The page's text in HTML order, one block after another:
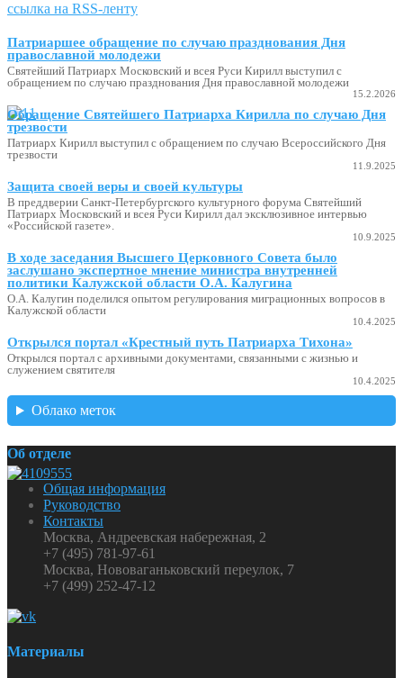
ссылка на RSS-ленту
Патриаршее обращение по случаю празднования Дня
православной молодежи
Святейший Патриарх Московский и всея Руси Кирилл выступил с
обращением по случаю празднования Дня православной молодежи
15.2.2026
Обращение Святейшего Патриарха Кирилла по случаю Дня
трезвости
Патриарх Кирилл выступил с обращением по случаю Всероссийского Дня
трезвости
11.9.2025
Защита своей веры и своей культуры
В преддверии Санкт-Петербургского культурного форума Святейший
Патриарх Московский и всея Руси Кирилл дал эксклюзивное интервью
«Российской газете».
10.9.2025
В ходе заседания Высшего Церковного Совета было
заслушано экспертное мнение министра внутренней
политики Калужской области О.А. Калугина
О.А. Калугин поделился опытом регулирования миграционных вопросов в
Калужской области
10.4.2025
Открылся портал «Крестный путь Патриарха Тихона»
Открылся портал с архивными документами, связанными с жизнью и
служением святителя
10.4.2025
Облако меток
Об отделе
Общая информация
Руководство
Контакты
Москва, Андреевская набережная, 2
+7 (495) 781-97-61
Москва, Нововаганьковский переулок, 7
+7 (499) 252-47-12
Материалы